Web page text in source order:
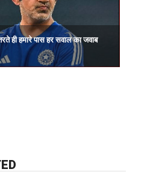
ही हमारे पास हर सवाल का जवाब